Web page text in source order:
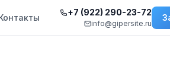
+7 (922) 290-23-72
info@gipersite.ru